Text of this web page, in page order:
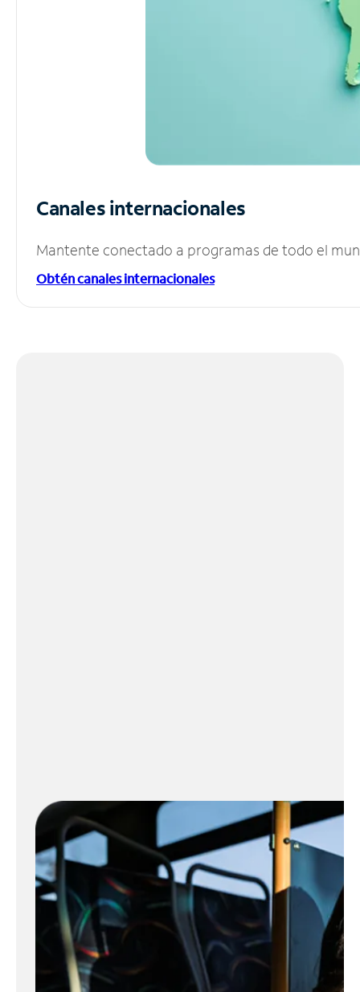
Canales internacionales
Mantente conectado a programas de todo el
Obtén canales internacionales